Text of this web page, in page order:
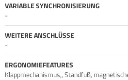
VARIABLE SYNCHRONISIERUNG
-
WEITERE ANSCHLÜSSE
-
ERGONOMIEFEATURES
Klappmechanismus,, Standfuß,